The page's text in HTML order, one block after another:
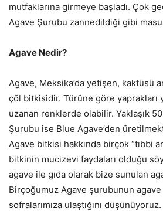
mutfaklarına girmeye başladı. Çok
Agave Şurubu zannedildiği gibi
Agave Nedir?
Agave, Meksika’da yetişen, kaktüsü
çöl bitkisidir. Türüne göre yaprakları
uzanan renklerde olabilir. Yaklaşık
Şurubu ise Blue Agave’den
Agave bitkisi hakkında birçok “tıbbi
bitkinin mucizevi faydaları olduğu
agave ile gıda olarak bize sunulan
Birçoğumuz Agave şurubunun
sofralarımıza ulaştığını